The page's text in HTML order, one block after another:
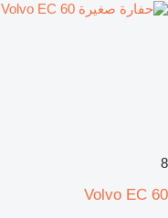
8
Volvo EC 60